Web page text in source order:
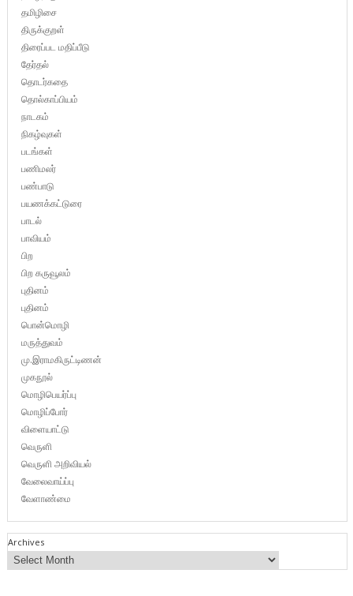
தமிழிசை
திருக்குறள்
திரைப்பட மதிப்பீடு
தேர்தல்
தொடர்கதை
தொல்காப்பியம்
நாடகம்
நிகழ்வுகள்
படங்கள்
பணிமலர்
பண்பாடு
பயணக்கட்டுரை
பாடல்
பாவியம்
பிற
பிற கருவூலம்
புதினம்
புதினம்
பொன்மொழி
மருத்துவம்
மு.இராமகிருட்டிணன்
முகநூல்
மொழிபெயர்ப்பு
மொழிப்போர்
விளையாட்டு
வெருளி
வெருளி அறிவியல்
வேலைவாய்ப்பு
வேளாண்மை
Archives